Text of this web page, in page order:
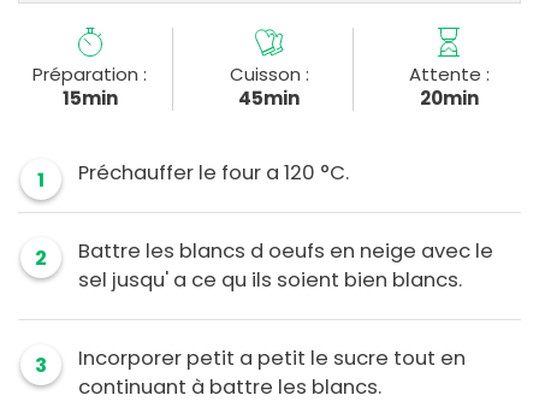
Préparation :
15min
Cuisson :
45min
Attente :
20min
1 Préchauffer le four a 120 °C.
2
Battre les blancs d oeufs en neige avec le
sel jusqu' a ce qu ils soient bien blancs.
3
Incorporer petit a petit le sucre tout en
continuant à battre les blancs.